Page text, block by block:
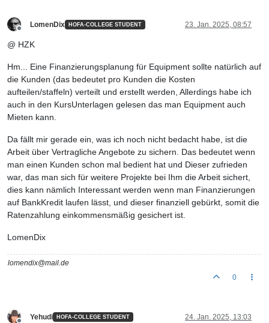
LomenDix HOFA-COLLEGE STUDENT 23. Jan. 2025, 08:57
@ HZK
Hm... Eine Finanzierungsplanung für Equipment sollte natürlich auf
die Kunden (das bedeutet pro Kunden die Kosten
aufteilen/staffeln) verteilt und erstellt werden, Allerdings habe ich
auch in den KursUnterlagen gelesen das man Equipment auch
Mieten kann.
Da fällt mir gerade ein, was ich noch nicht bedacht habe, ist die
Arbeit über Vertragliche Angebote zu sichern. Das bedeutet wenn
man einen Kunden schon mal bedient hat und Dieser zufrieden
war, das man sich für weitere Projekte bei Ihm die Arbeit sichert,
dies kann nämlich Interessant werden wenn man Finanzierungen
auf BankKredit laufen lässt, und dieser finanziell gebürkt, somit die
Ratenzahlung einkommensmäßig gesichert ist.
LomenDix
lomendix@mail.de
0
Yehudi HOFA-COLLEGE STUDENT 24. Jan. 2025, 13:03